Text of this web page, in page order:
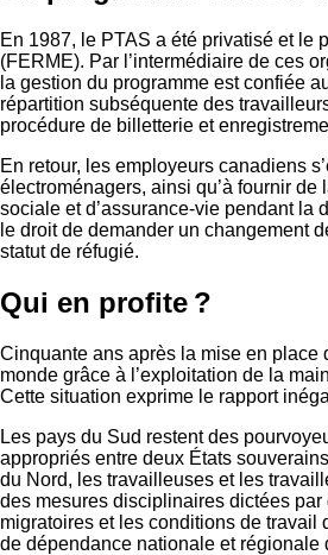
En 1987, le PTAS a été privatisé et le
(FERME). Par l’intermédiaire de ces
la gestion du programme est confiée
répartition subséquente des
procédure de billetterie et
En retour, les employeurs canadiens
électroménagers, ainsi qu’à fournir
sociale et d’assurance-vie pendant la
le droit de demander un changement
statut de réfugié.
Qui en profite ?
Cinquante ans après la mise en place
monde grâce à l’exploitation de la
Cette situation exprime le rapport
Les pays du Sud restent des
appropriés entre deux États
du Nord, les travailleuses et les
des mesures disciplinaires dictées
migratoires et les conditions de travail
de dépendance nationale et régionale